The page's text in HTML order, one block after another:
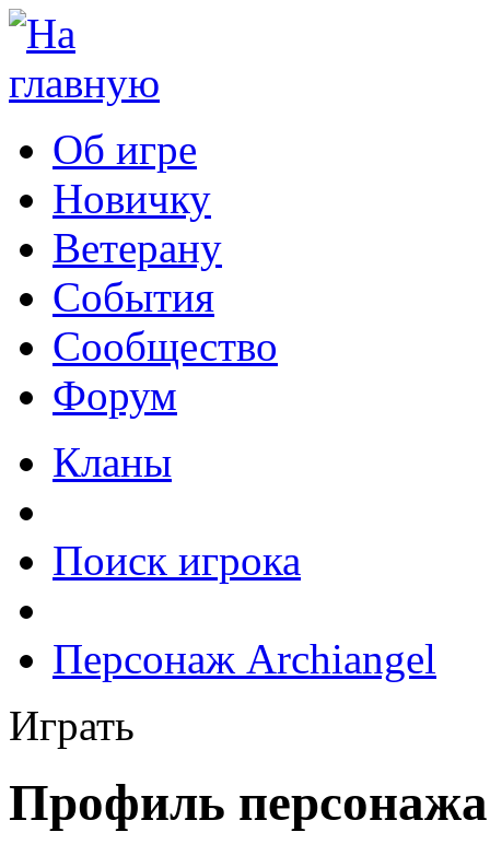
Об игре
Новичку
Ветерану
События
Сообщество
Форум
Кланы
Поиск игрока
Персонаж Archiangel
Играть
Профиль